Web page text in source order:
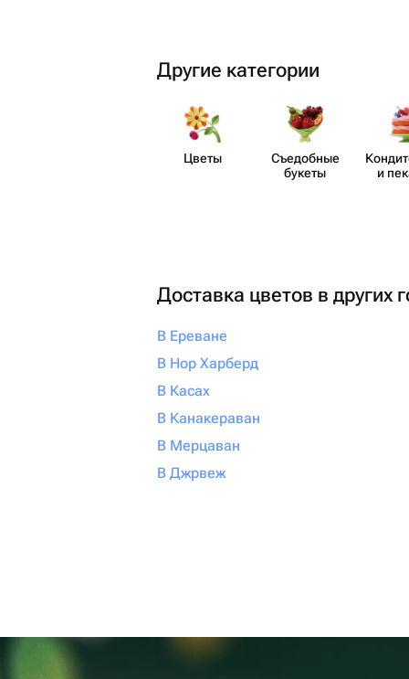
Другие категории
Цветы
Съедобные
букеты
и
Доставка цветов в других
В Ереване
В Нор Харберд
В Касах
В Канакераван
В Мерцаван
В Джрвеж